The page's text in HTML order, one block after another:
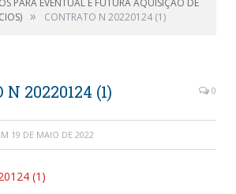
PARA EVENTUAL E FUTURA AQUISIÇÃO DE
» CONTRATO N 20220124 (1)
N 20220124 (1) 0
19 DE MAIO DE 2022
(1)